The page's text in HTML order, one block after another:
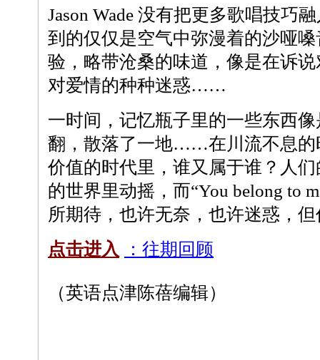
Jason Wade 没有把更多歌唱技巧
到的仅仅是空气中弥漫着的沙哑
验，略带沧桑的味道，像是在诉
对爱情的种种迷惑……
一时间，记忆瓶子里的一些东西
翻，散落了一地……在川流不息的
价值的时代里，谁又属于谁？人
的世界里动摇，而“You belong to
所期待，也许无奈，也许迷惑，
点击进入
：往期回顾
（英语点津陈蓓编辑）